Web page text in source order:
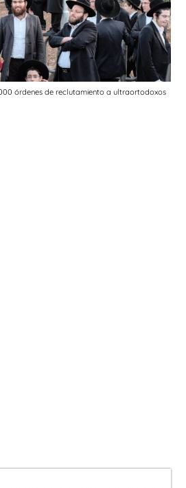
órdenes de reclutamiento a ultraortodoxos